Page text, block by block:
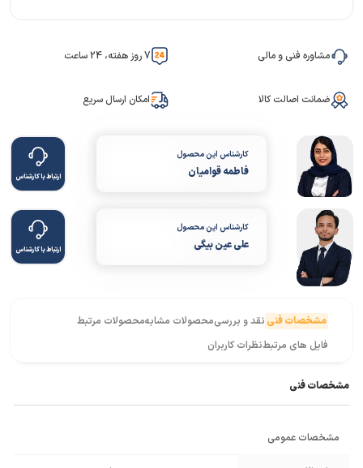
مشاوره فنی و مالی 7 روز هفته، 24 ساعت
ضمانت اصالت کالا امکان ارسال سریع
کارشناس این محصول
فاطمه قوامیان ارتباط با کارشناس
کارشناس این محصول
علی عین بیگی ارتباط با کارشناس
مشخصات فنی نقد و بررسیمحصولات مشابهمحصولات مرتبط
فایل های مرتبطنظرات کاربران
مشخصات فنی
مشخصات عمومی